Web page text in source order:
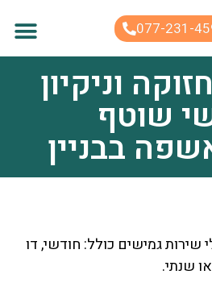
077-231-
וניקיון
שוטף
בבניין
שירות גמישים כולל: חודשי, דו
שנתי.